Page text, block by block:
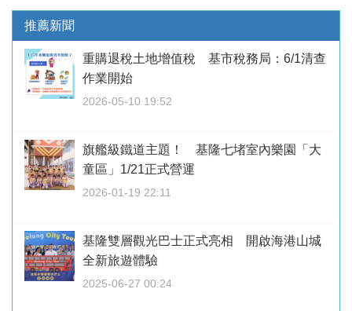
推薦新聞
重購退稅土地增值稅 基市稅務局：6/1清查
作業開始
2026-05-10 19:52
旗艦級鐵道主題！ 基隆七堵室內樂園「大
童區」1/21正式營運
2026-01-19 22:11
基隆雙層觀光巴士正式亮相 開啟海港山城
全新旅遊體驗
2025-06-27 00:24